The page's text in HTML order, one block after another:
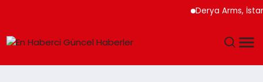
Derya Arms,